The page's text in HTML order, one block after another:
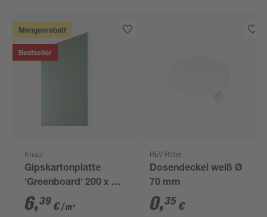
Mengenrabatt
Bestseller
Knauf
Gipskartonplatte
'Greenboard' 200 x 60
x 1,25 cm
6,39 €/ m²
REV Ritter
Dosendeckel weiß Ø
70 mm
0,35 €